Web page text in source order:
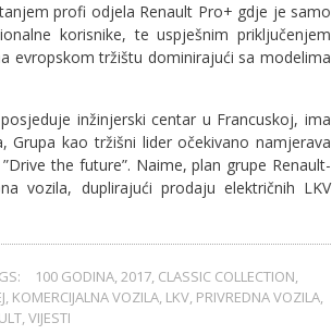
profi odjela Renault Pro+ gdje je samo
korisnike, te uspješnim priključenjem
evropskom tržištu dominirajući sa modelima
inžinjerski centar u Francuskoj, ima
kao tržišni lider očekivano namjerava
the future”. Naime, plan grupe Renault-
vozila, duplirajući prodaju električnih LKV
100 GODINA,2017, CLASSIC COLLECTION,
, KOMERCIJALNA VOZILA, LKV, PRIVREDNA VOZILA,
,VIJESTI